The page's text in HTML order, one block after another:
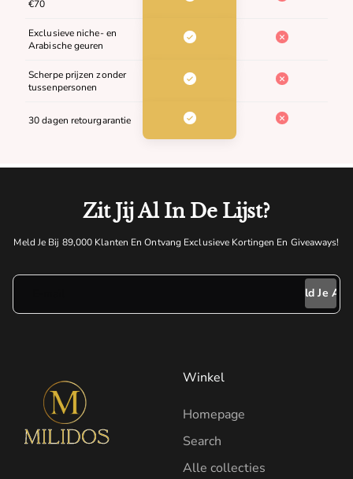
€70
Exclusieve niche- en
Arabische geuren
Scherpe prijzen zonder
tussenpersonen
30 dagen retourgarantie
Zit Jij Al In De Lijst?
Meld Je Bij 89,000 Klanten En Ontvang Exclusieve Kortingen En Giveaways!
Meld Je Aan
Winkel
Homepage
Search
Alle collecties